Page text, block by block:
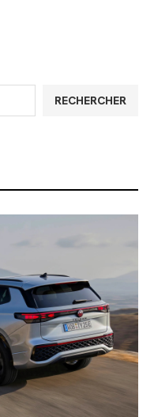
RECHERCHER